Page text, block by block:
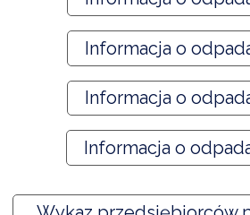
Informacja o
Informacja o
Informacja o